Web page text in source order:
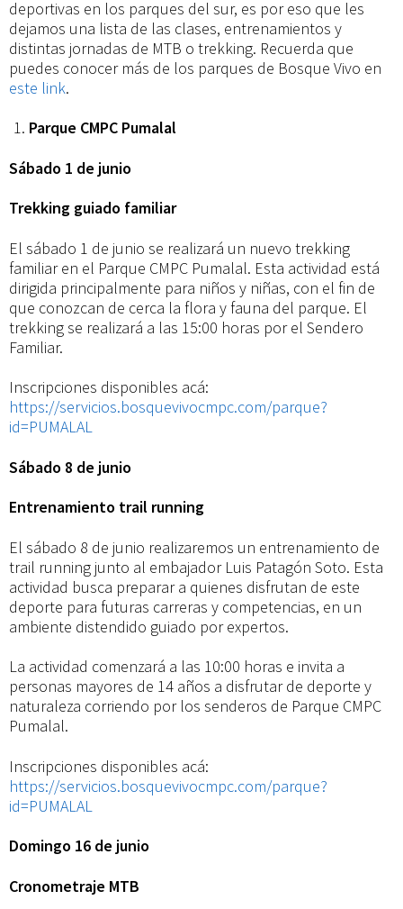
junio
deportivas en los parques del sur, es por eso que les
dejamos una lista de las clases, entrenamientos y
distintas jornadas de MTB o trekking. Recuerda que
puedes conocer más de los parques de Bosque Vivo en
este link.
Parque CMPC Pumalal
Sábado 1 de junio
Trekking guiado familiar
El sábado 1 de junio se realizará un nuevo trekking
familiar en el Parque CMPC Pumalal. Esta actividad está
dirigida principalmente para niños y niñas, con el fin de
que conozcan de cerca la flora y fauna del parque. El
trekking se realizará a las 15:00 horas por el Sendero
Familiar.
Inscripciones disponibles acá:
https://servicios.bosquevivocmpc.com/parque?
id=PUMALAL
Sábado 8 de junio
Entrenamiento trail running
El sábado 8 de junio realizaremos un entrenamiento de
trail running junto al embajador Luis Patagón Soto. Esta
actividad busca preparar a quienes disfrutan de este
deporte para futuras carreras y competencias, en un
ambiente distendido guiado por expertos.
La actividad comenzará a las 10:00 horas e invita a
personas mayores de 14 años a disfrutar de deporte y
naturaleza corriendo por los senderos de Parque CMPC
Pumalal.
Inscripciones disponibles acá:
https://servicios.bosquevivocmpc.com/parque?
id=PUMALAL
Domingo 16 de junio
Cronometraje MTB